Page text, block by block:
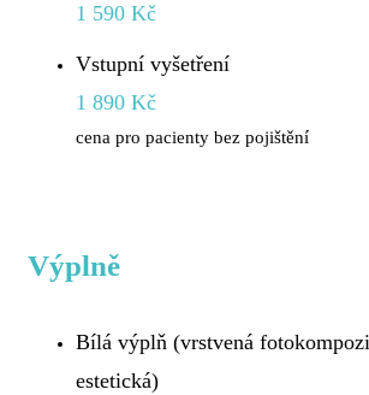
1 590 Kč
Vstupní vyšetření
1 890 Kč
cena pro pacienty bez pojištění
Výplně
Bílá výplň (vrstvená
estetická)